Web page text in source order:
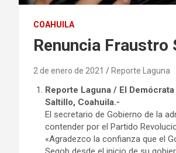
COAHUILA
Renuncia
2 de enero de 2021 Reporte Laguna
Reporte Laguna / El Demócrata
Saltillo, Coahuila.-
El secretario de Gobierno de la
contender por el Partido
«Agradezco la confianza que el